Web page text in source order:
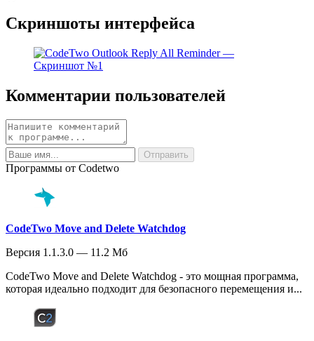
Скриншоты интерфейса
Комментарии пользователей
Программы от Codetwo
CodeTwo Move and Delete Watchdog
Версия 1.1.3.0 — 11.2 Мб
CodeTwo Move and Delete Watchdog - это мощная программа,
которая идеально подходит для безопасного перемещения и...